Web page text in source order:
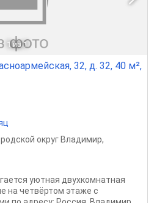
1 из 1
32, д. 32, 40 м²,
округ Владимир,
уютная двухкомнатная
на четвёртом этаже с